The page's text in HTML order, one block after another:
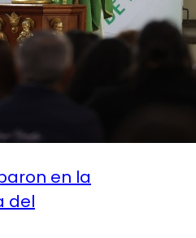
en la
del